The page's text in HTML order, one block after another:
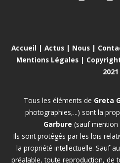
Accueil | Actus| Nous|
Mentions Légales |
2021
Tous les éléments de Greta
photographies,...) sont la
Garbure (sauf mention
Ils sont protégés par les lois
la propriété intellectuelle. Sauf
préalable, toute reproduction, de